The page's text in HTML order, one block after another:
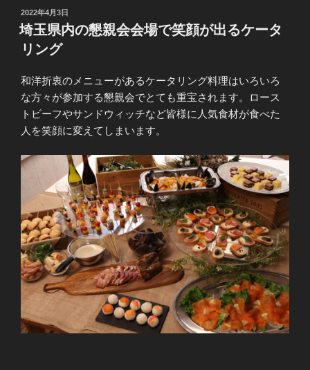
投
稿
日:
2022年4月3日
埼玉県内の懇親会会場で笑顔が出るケータ
リング
和洋折衷のメニューがあるケータリング料理はいろいろ
な方々が参加する懇親会でとても重宝されます。ロース
トビーフやサンドウィッチなど皆様に人気食材が食べた
人を笑顔に変えてしまいます。